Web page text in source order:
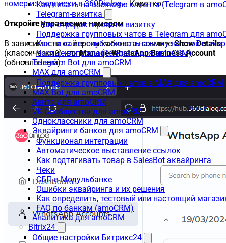
Как писать на username клиента (Telegram в
Telegram-визитка
Как отредактировать визитку
Поддержка групповых чатов в Telegram для
Как на сайте опубликовать ссылку на свой
Частые вопросы (Telegram для amoCRM)
Telegram Bot для amoCRM
MAX для amoCRM
Поддержка групповых чатов в MAX для amoCRM
MAX Bot для amoCRM
Авито для amoCRM
VK Сообщества для amoCRM
Одноклассники для amoCRM
Эквайринги банков для amoCRM
Функционал интеграции
Автоматическое выставление ссылок
Как подтягивать товар в SalesBot эквайринга
Чеки
СБП в Модульбанке
Ошибки эквайринга и их решения
Как определить, тестовый или настоящий
FAQ по банкам (amoCRM)
Аналитика для amoCRM
Bitrix24
Общие настройки Битрикс24
номер из подписки в 360Dialog». Коротко:
Откройте управление номером
В зависимости от версии кабинета нажмитеShow Details
(классический) илиManage WhatsApp Business Account
(обновлённый).